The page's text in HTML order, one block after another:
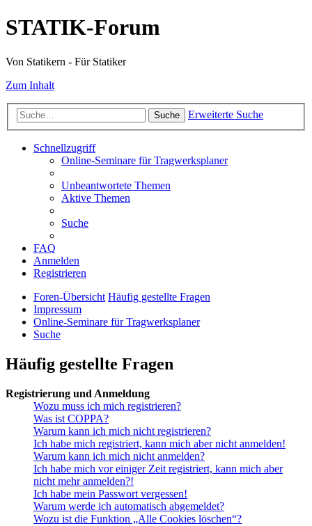
STATIK-Forum
Von Statikern - Für Statiker
Zum Inhalt
Suche Erweiterte Suche
Schnellzugriff
Online-Seminare für Tragwerksplaner
Unbeantwortete Themen
Aktive Themen
Suche
FAQ
Anmelden
Registrieren
Foren-Übersicht Häufig gestellte Fragen
Impressum
Online-Seminare für Tragwerksplaner
Suche
Häufig gestellte Fragen
Registrierung und Anmeldung
Wozu muss ich mich registrieren?
Was ist COPPA?
Warum kann ich mich nicht registrieren?
Ich habe mich registriert, kann mich aber nicht anmelden!
Warum kann ich mich nicht anmelden?
Ich habe mich vor einiger Zeit registriert, kann mich aber
nicht mehr anmelden?!
Ich habe mein Passwort vergessen!
Warum werde ich automatisch abgemeldet?
Wozu ist die Funktion „Alle Cookies löschen“?